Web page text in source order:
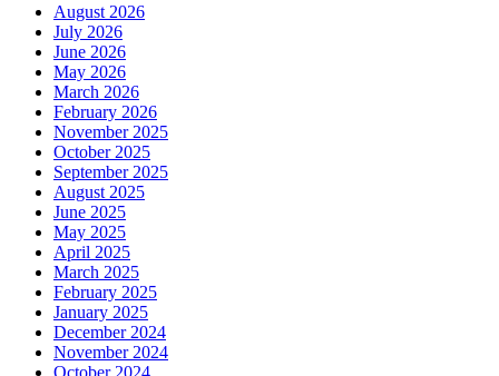
August 2026
July 2026
June 2026
May 2026
March 2026
February 2026
November 2025
October 2025
September 2025
August 2025
June 2025
May 2025
April 2025
March 2025
February 2025
January 2025
December 2024
November 2024
October 2024